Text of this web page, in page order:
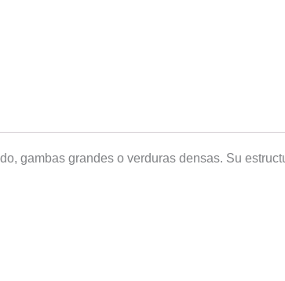
gambas grandes o verduras densas. Su